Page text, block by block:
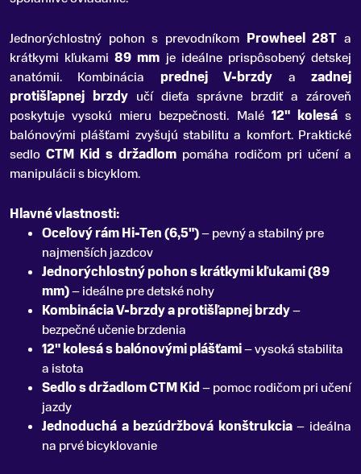
Jednorýchlostný pohon s prevodníkom Prowheel 28T a
krátkymi kľukami89 mm je ideálne prispôsobený detskej
anatómii. Kombinácia prednej V-brzdy azadnej
protišľapnej brzdyučí dieťa správne brzdiť a zároveň
poskytuje vysokú mieru bezpečnosti. Malé 12" kolesás
balónovými plášťami zvyšujú stabilitu a komfort. Praktické
sedlo CTM Kid s držadlom pomáha rodičom pri učení a
manipulácii s bicyklom.
Hlavné vlastnosti:
Oceľový rám Hi-Ten (6,5")– pevný a stabilný pre
najmenších jazdcov
Jednorýchlostný pohon s krátkymi kľukami (89
mm)– ideálne pre detské nohy
Kombinácia V-brzdy a protišľapnej brzdy–
bezpečné učenie brzdenia
12" kolesá s balónovými plášťami– vysoká stabilita
a istota
Sedlo s držadlom CTM Kid– pomoc rodičom pri učení
jazdy
Jednoduchá a bezúdržbová konštrukcia– ideálna
na prvé bicyklovanie